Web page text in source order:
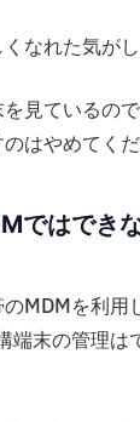
なれた気がし
見ているの
はやめてくだ
ではでき
MDMを利用
端末の管理は